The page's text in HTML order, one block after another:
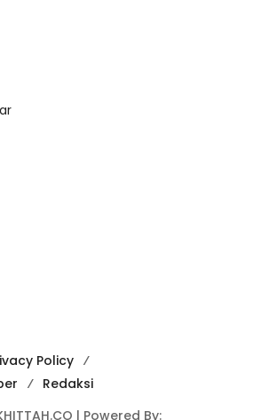
Policy
Redaksi
| Powered By: